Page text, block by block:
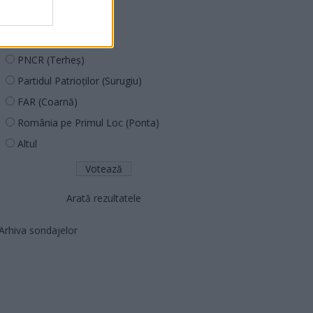
PNCR (Terheș)
Partidul Patrioților (Surugiu)
FAR (Coarnă)
România pe Primul Loc (Ponta)
Altul
Arată rezultatele
sondajelor